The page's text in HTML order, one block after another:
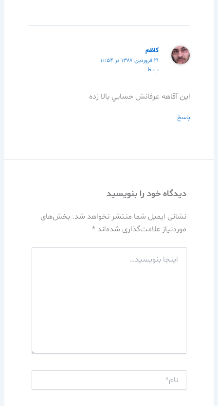
كاظم
۲۱ فروردین ۱۳۸۷ در ۱۰:۵۴
ب.ظ
اين آقاهه عرفانش حسابي بالا زده
پاسخ
دیدگاه‌ خود را بنویسید
نشانی ایمیل شما منتشر نخواهد شد. بخش‌های
موردنیاز علامت‌گذاری شده‌اند *
بنویسید…